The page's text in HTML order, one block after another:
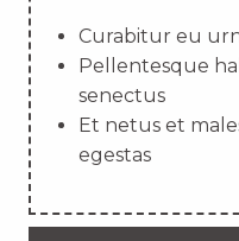
Curabitur eu
Pellentesque
senectus
Et netus et
egestas